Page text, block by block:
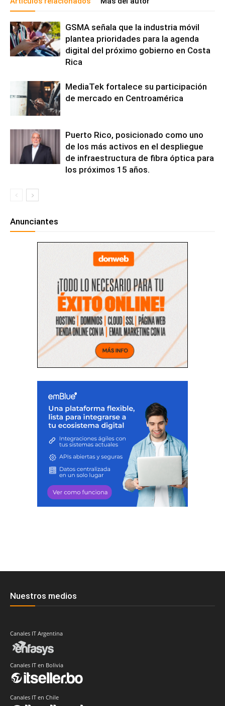
GSMA señala que la industria móvil
plantea prioridades para la agenda
digital del próximo gobierno en Costa
Rica
MediaTek fortalece su participación
de mercado en Centroamérica
Puerto Rico, posicionado como uno
de los más activos en el despliegue
de infraestructura de fibra óptica para
los próximos 15 años.
Anunciantes
Nuestros medios
Canales IT Argentina
Canales IT en Bolivia
Canales IT en Chile